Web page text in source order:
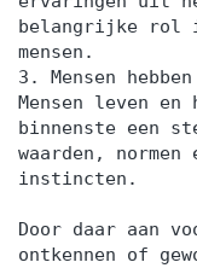
belangrijke rol
mensen.
3. Mensen
Mensen leven
binnenste een
waarden, normen
instincten.
Door daar aan
ontkennen of